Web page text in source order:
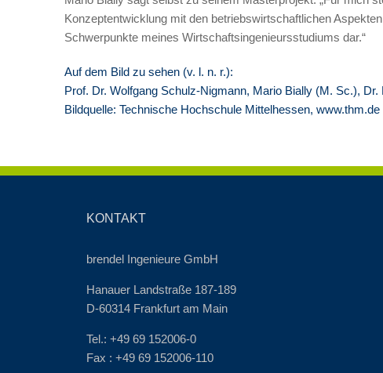
Konzeptentwicklung mit den betriebswirtschaftlichen
Schwerpunkte meines Wirtschaftsingenieursstudiums dar.“
Auf dem Bild zu sehen (v. l. n. r.):
Prof. Dr. Wolfgang Schulz-Nigmann, Mario Bially (M. Sc.), Dr.
Bildquelle: Technische Hochschule Mittelhessen, www.thm.de
KONTAKT
brendel Ingenieure GmbH
Hanauer Landstraße 187-189
D-60314 Frankfurt am Main
Tel.: +49 69 152006-0
Fax : +49 69 152006-110